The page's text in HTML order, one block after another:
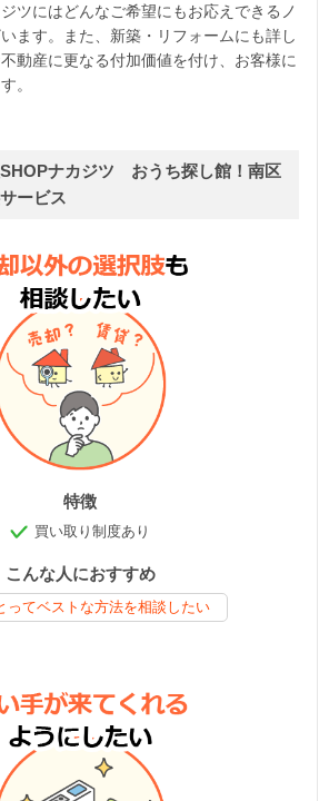
ツにはどんなご希望にもお応えできるノ
ます。また、新築・リフォームにも詳し
動産に更なる付加価値を付け、お客様に
。
ナカジツ おうち探し館！南区
ービス
特徴
買い取り制度あり
こんな人におすすめ
ってベストな方法を相談したい